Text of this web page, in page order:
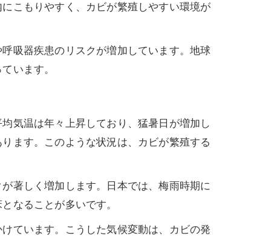
こもりやすく、カビが繁殖しやすい環境が
吸器疾患のリスクが増加しています。地球
います。
気温は年々上昇しており、猛暑日が増加し
ます。このような状況は、カビが繁殖する
著しく増加します。日本では、梅雨時期に
なることが多いです。
ています。こうした気候変動は、カビの発